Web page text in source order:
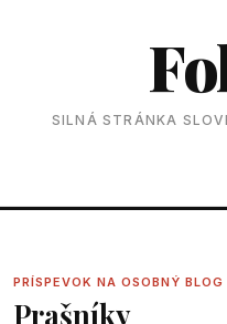
SILNÁ STRÁNKA
PRÍSPEVOK NA OSOBNÝ BLOG
Prašníky